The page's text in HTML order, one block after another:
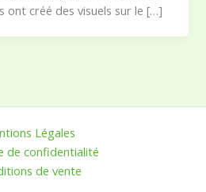
ont créé des visuels sur le […]
Légales
de confidentialité
de vente